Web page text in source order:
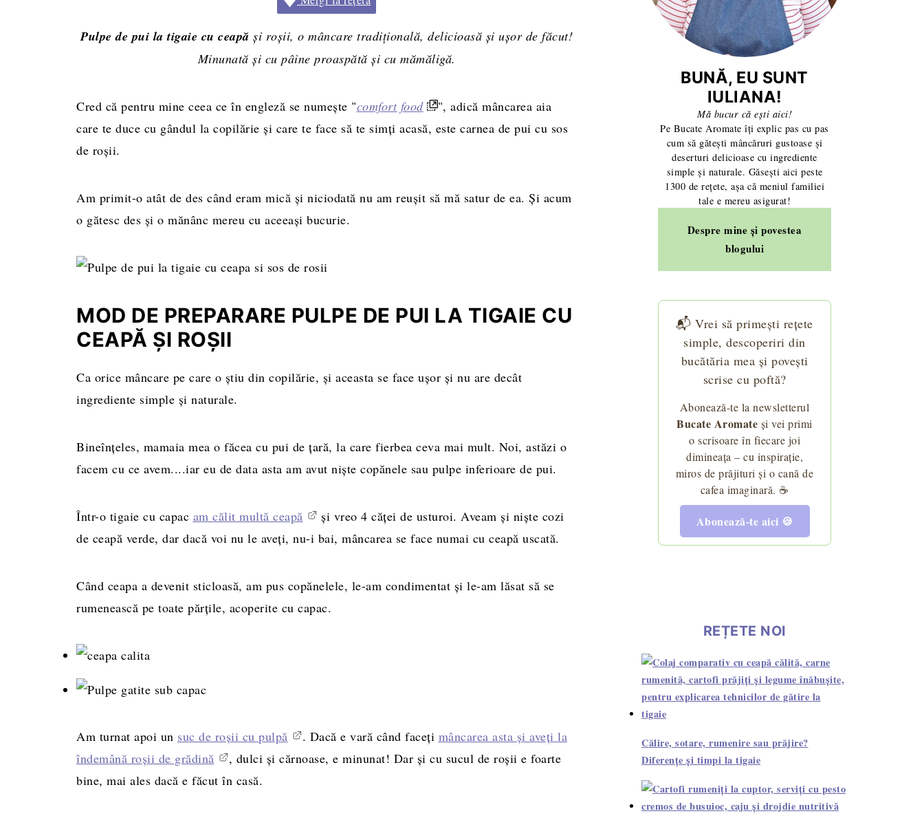
Pulpe de pui la tigaie cu ceapă și roșii, o mâncare tradițională, delicioasă și ușor de făcut!
Minunată și cu pâine proaspătă și cu mămăligă.
Cred că pentru mine ceea ce în engleză se numește "comfort food
", adică mâncarea aia
care te duce cu gândul la copilărie și care te face să te simți acasă, este carnea de pui cu sos
de roșii.
Am primit-o atât de des când eram mică și niciodată nu am reușit să mă satur de ea. Și acum
o gătesc des și o mănânc mereu cu aceeași bucurie.
MOD DE PREPARARE PULPE DE PUI LA TIGAIE CU
CEAPĂ ȘI ROȘII
Ca orice mâncare pe care o știu din copilărie, și aceasta se face ușor și nu are decât
ingrediente simple și naturale.
Bineînțeles, mamaia mea o făcea cu pui de țară, la care fierbea ceva mai mult. Noi, astăzi o
facem cu ce avem....iar eu de data asta am avut niște copănele sau pulpe inferioare de pui.
Într-o tigaie cu capac am călit multă ceapă
și vreo 4 căței de usturoi. Aveam și niște cozi
de ceapă verde, dar dacă voi nu le aveți, nu-i bai, mâncarea se face numai cu ceapă uscată.
Când ceapa a devenit sticloasă, am pus copănelele, le-am condimentat și le-am lăsat să se
rumenească pe toate părțile, acoperite cu capac.
Am turnat apoi un suc de roșii cu pulpă . Dacă e vară când faceți mâncarea asta și aveți la
îndemână roșii de grădină
, dulci și cărnoase, e minunat! Dar și cu sucul de roșii e foarte
bine, mai ales dacă e făcut în casă.
BUNĂ, EU SUNT
IULIANA!
Mă bucur că ești aici!
Pe Bucate Aromate îți explic pas cu pas
cum să gătești mâncăruri gustoase și
deserturi delicioase cu ingrediente
simple și naturale. Găsești aici peste
1300 de rețete, așa că meniul familiei
tale e mereu asigurat!
Despre mine și povestea
blogului
📬 Vrei să primești rețete
simple, descoperiri din
bucătăria mea și povești
scrise cu poftă?
Abonează-te la newsletterul
Bucate Aromate și vei primi
o scrisoare în fiecare joi
dimineața – cu inspirație,
miros de prăjituri și o cană de
cafea imaginară. ☕
Abonează-te aici 🍪
REȚETE NOI
Călire, sotare, rumenire sau prăjire?
Diferențe și timpi la tigaie